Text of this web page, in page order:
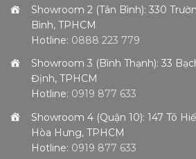
Showroom 2 (Tân Bình): 330
Bình, TPHCM
Hotline: 0888 223 779
Showroom 3 (Bình Thạnh): 33
Định, TPHCM
Hotline: 0919 877 633
Showroom 4 (Quận 10): 147 Tô
Hòa Hưng, TPHCM
Hotline: 0919 877 633